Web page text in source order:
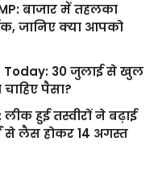
बाजार में तहलका
जानिए क्या आपको
Today: 30 जुलाई से खुल
पैसा?
हुई तस्वीरों ने बढ़ाई
से लैस होकर 14 अगस्त